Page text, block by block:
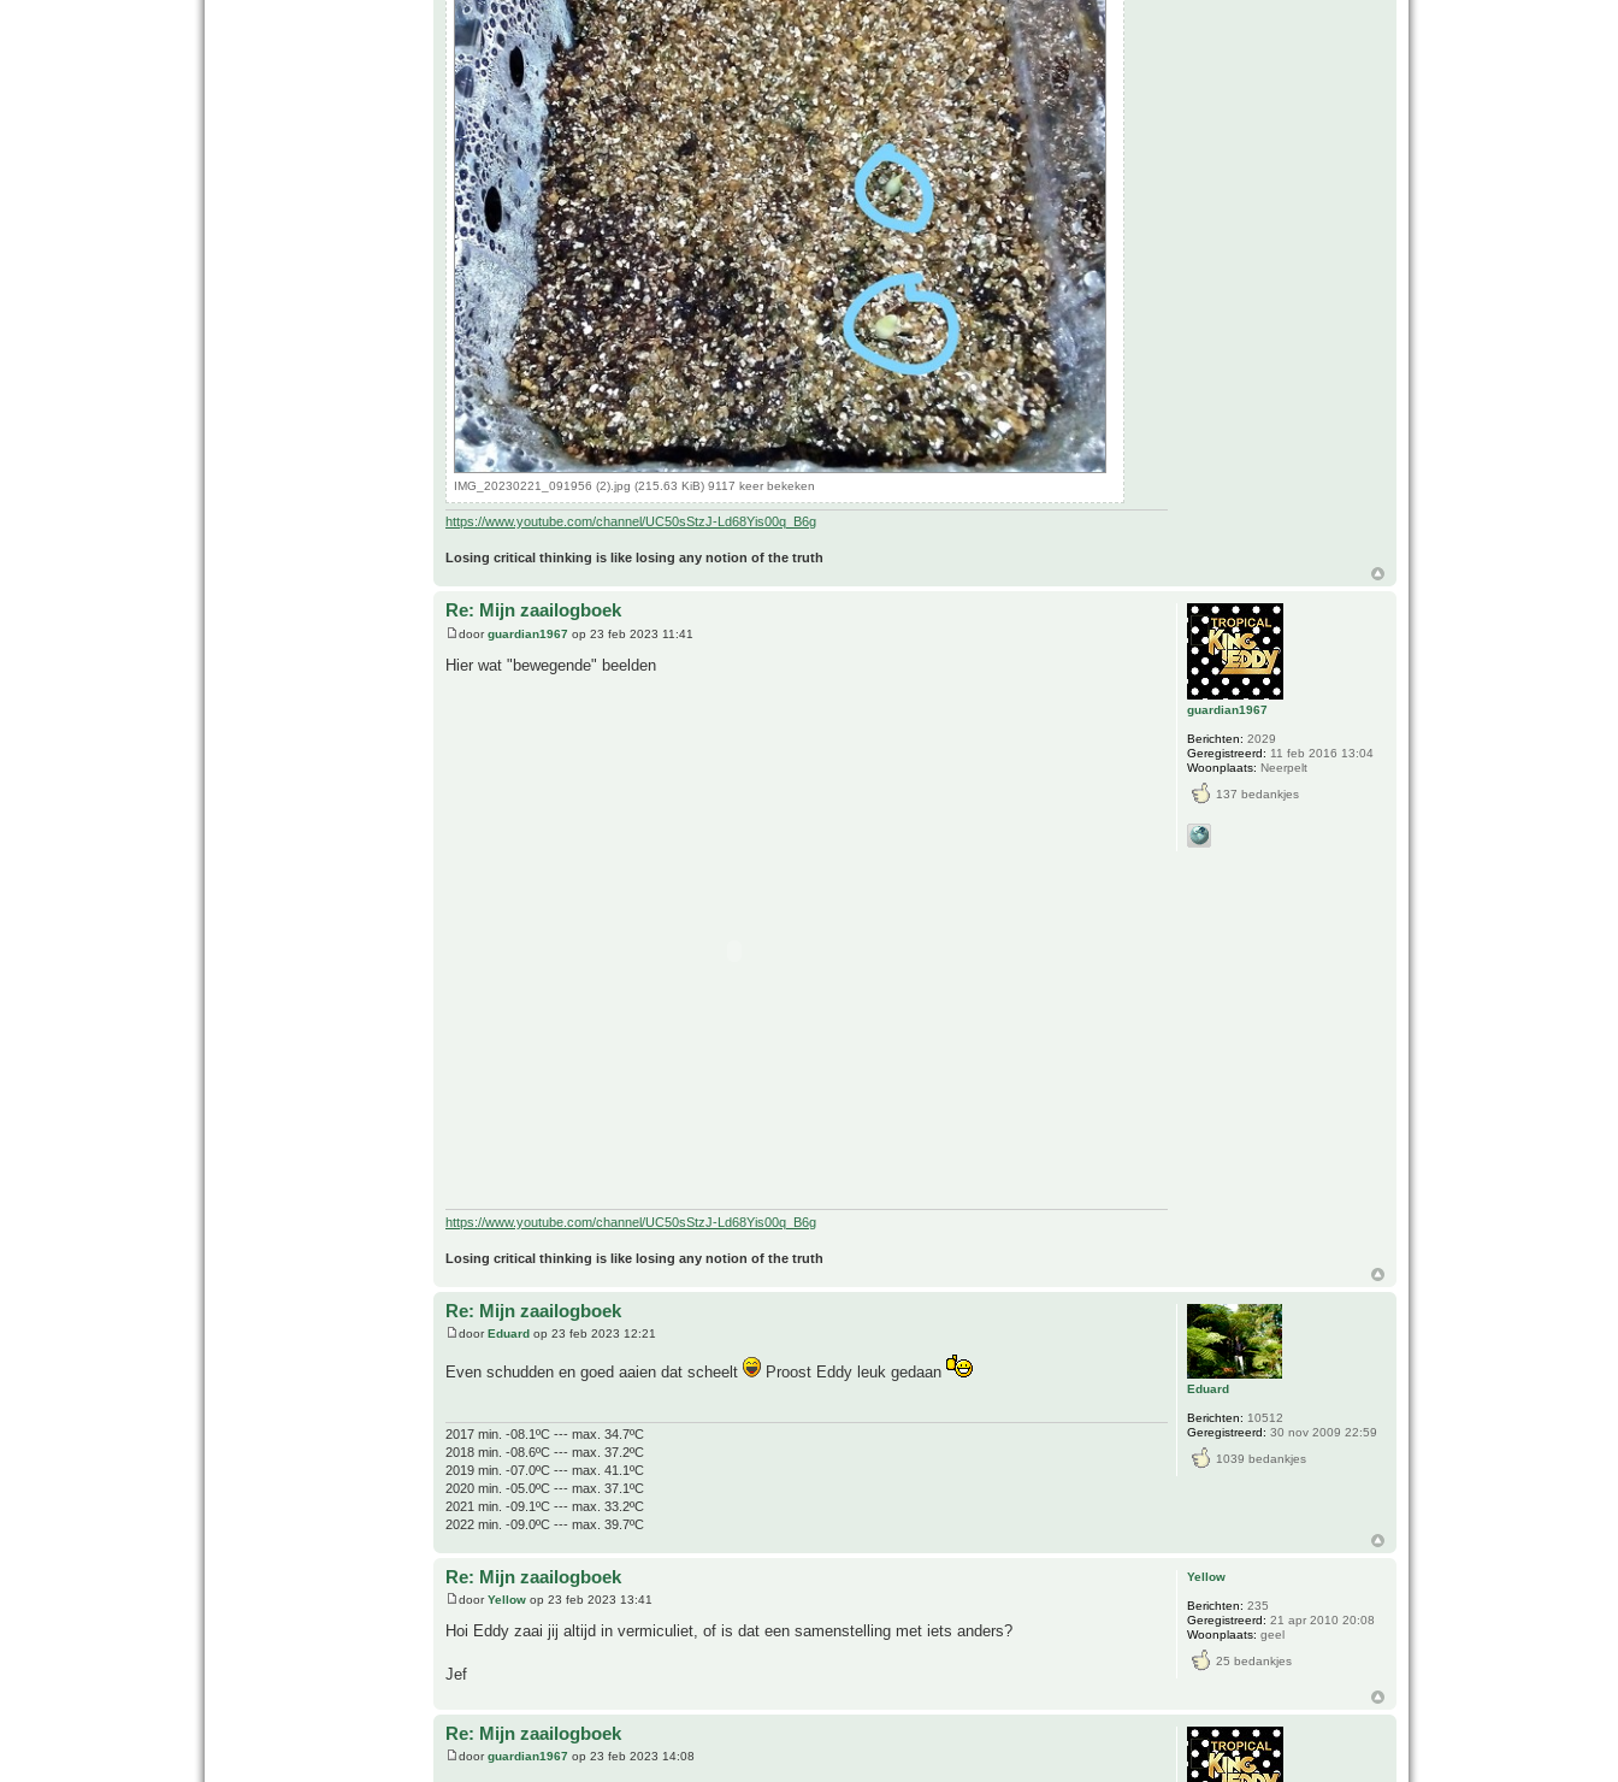
IMG_20230221_091956 (2).jpg (215.63 KiB) 9117 keer bekeken
https://www.youtube.com/channel/UC50sStzJ-Ld68Yis00q_B6g
Losing critical thinking is like losing any notion of the truth
Re: Mijn zaailogboek
doorguardian1967 op 23 feb 2023 11:41
Hier wat "bewegende" beelden
https://www.youtube.com/channel/UC50sStzJ-Ld68Yis00q_B6g
Losing critical thinking is like losing any notion of the truth
guardian1967
Berichten: 2029
Geregistreerd: 11 feb 2016 13:04
Woonplaats: Neerpelt
137 bedankjes
Re: Mijn zaailogboek
doorEduard op 23 feb 2023 12:21
Even schudden en goed aaien dat scheelt Proost Eddy leuk gedaan
2017 min. -08.1ºC --- max. 34.7ºC
2018 min. -08.6ºC --- max. 37.2ºC
2019 min. -07.0ºC --- max. 41.1ºC
2020 min. -05.0ºC --- max. 37.1ºC
2021 min. -09.1ºC --- max. 33.2ºC
2022 min. -09.0ºC --- max. 39.7ºC
Eduard
Berichten: 10512
Geregistreerd: 30 nov 2009 22:59
1039 bedankjes
Re: Mijn zaailogboek
doorYellow op 23 feb 2023 13:41
Hoi Eddy zaai jij altijd in vermiculiet, of is dat een samenstelling met iets anders?
Jef
Yellow
Berichten: 235
Geregistreerd: 21 apr 2010 20:08
Woonplaats: geel
25 bedankjes
Re: Mijn zaailogboek
doorguardian1967 op 23 feb 2023 14:08